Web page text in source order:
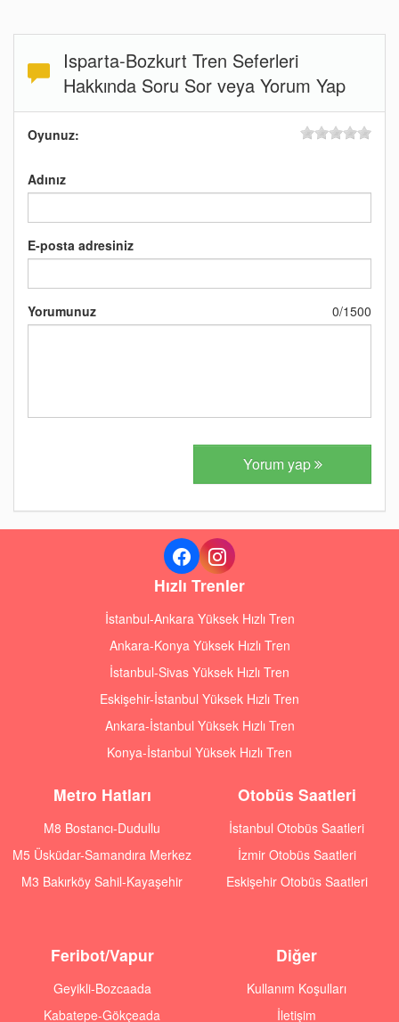
Isparta-Bozkurt Tren Seferleri
Hakkında Soru Sor veya Yorum Yap
Oyunuz:
Adınız
E-posta adresiniz
Yorumunuz 0/1500
Yorum yap
Hızlı Trenler
İstanbul-Ankara Yüksek Hızlı Tren
Ankara-Konya Yüksek Hızlı Tren
İstanbul-Sivas Yüksek Hızlı Tren
Eskişehir-İstanbul Yüksek Hızlı Tren
Ankara-İstanbul Yüksek Hızlı Tren
Konya-İstanbul Yüksek Hızlı Tren
Metro Hatları
M8 Bostancı-Dudullu
M5 Üsküdar-Samandıra Merkez
M3 Bakırköy Sahil-Kayaşehir
Otobüs Saatleri
İstanbul Otobüs Saatleri
İzmir Otobüs Saatleri
Eskişehir Otobüs Saatleri
Feribot/Vapur
Geyikli-Bozcaada
Kabatepe-Gökçeada
Diğer
Kullanım Koşulları
İletişim